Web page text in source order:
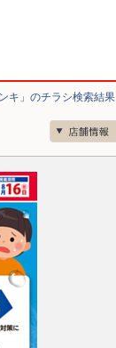
キ」のチラシ検索結果